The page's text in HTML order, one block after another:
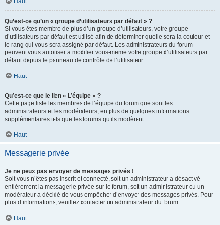
Haut
Qu’est-ce qu’un « groupe d’utilisateurs par défaut » ?
Si vous êtes membre de plus d’un groupe d’utilisateurs, votre groupe
d’utilisateurs par défaut est utilisé afin de déterminer quelle sera la couleur et
le rang qui vous sera assigné par défaut. Les administrateurs du forum
peuvent vous autoriser à modifier vous-même votre groupe d’utilisateurs par
défaut depuis le panneau de contrôle de l’utilisateur.
Haut
Qu’est-ce que le lien « L’équipe » ?
Cette page liste les membres de l’équipe du forum que sont les
administrateurs et les modérateurs, en plus de quelques informations
supplémentaires tels que les forums qu’ils modèrent.
Haut
Messagerie privée
Je ne peux pas envoyer de messages privés !
Soit vous n’êtes pas inscrit et connecté, soit un administrateur a désactivé
entièrement la messagerie privée sur le forum, soit un administrateur ou un
modérateur a décidé de vous empêcher d’envoyer des messages privés. Pour
plus d’informations, veuillez contacter un administrateur du forum.
Haut